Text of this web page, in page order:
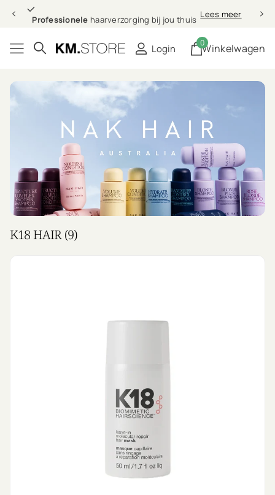
Professionele haarverzorging bij jou thuis Lees meer
Login Winkelwagen
0
K18 HAIR (9)